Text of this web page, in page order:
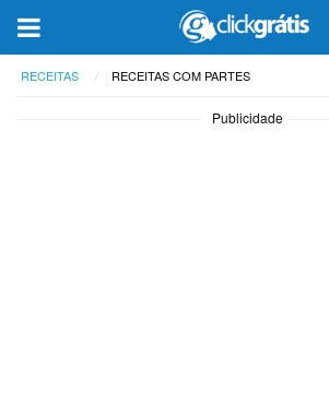
RECEITAS RECEITAS COM PARTES
Publicidade